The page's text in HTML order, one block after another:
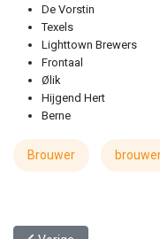
De Vorstin
Texels
Lighttown Brewers
Frontaal
Ølik
Hijgend Hert
Berne
Brouwer